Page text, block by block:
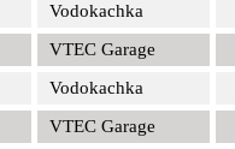
Vodokachka
VTEC Garage
Vodokachka
VTEC Garage